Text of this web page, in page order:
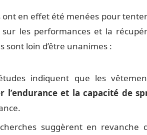
ont en effet été menées pour
sur les performances et la
sont loin d’être unanimes :
indiquent que les
l’endurance et la capacité de
suggèrent en